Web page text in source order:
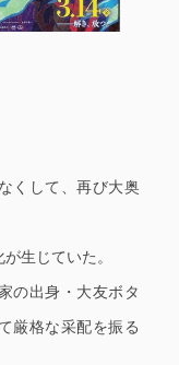
くして、再び大奥
生じていた。
の出身・大友ボタ
厳格な采配を振る